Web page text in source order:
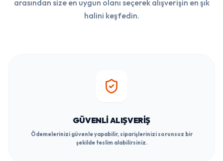
arasından size en uygun olanı seçerek alışverişin en şık
halini keşfedin.
GÜVENLI ALIŞVERIŞ
Ödemelerinizi güvenle yapabilir, siparişlerinizi sorunsuz bir
şekilde teslim alabilirsiniz.